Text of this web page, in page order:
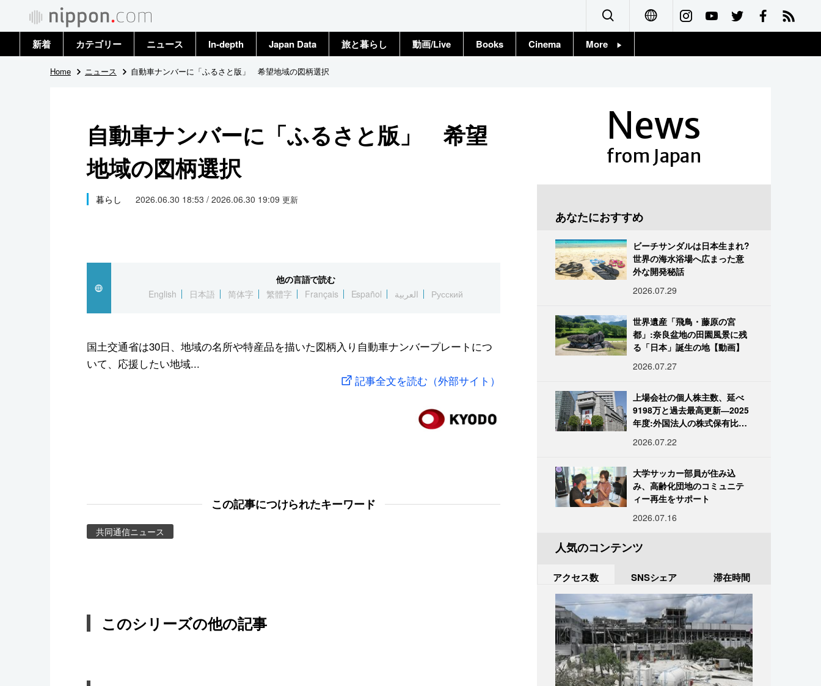
Français
新着 カテゴリー
政治・外交
国際
社会
文化
スポーツ・東京2020
ニュース
トップ
In-depth Japan Data 旅と暮らし 動画/Live Books Cinema More
Home ニュース 自動車ナンバーに「ふるさと版」 希望地域の図柄選択
自動車ナンバーに「ふるさと版」 希望
地域の図柄選択
暮らし 2026.06.30 18:53 / 2026.06.30 19:09 更新
他の言語で読む
English
日本語 简体字 繁體字 Français Español العربية Русский
国土交通省は30日、地域の名所や特産品を描いた図柄入り自動車ナンバープレートにつ
いて、応援したい地域...
記事全文を読む（外部サイト）
この記事につけられたキーワード
共同通信ニュース
このシリーズの他の記事
News
from Japan
あなたにおすすめ
ビーチサンダルは日本生まれ?
世界の海水浴場へ広まった意
外な開発秘話
2026.07.29
世界遺産「飛鳥・藤原の宮
都」:奈良盆地の田園風景に残
る「日本」誕生の地【動画】
2026.07.27
上場会社の個人株主数、延べ
9198万と過去最高更新―2025
年度:外国法人の株式保有比率
2026.07.22
大学サッカー部員が住み込
み、高齢化団地のコミュニテ
ィー再生をサポート
2026.07.16
人気のコンテンツ
アクセス数 SNSシェア 滞在時間